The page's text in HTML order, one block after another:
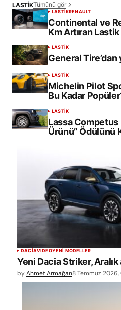
LASTİKTümünü gör
LASTİKRENAULT
Continental ve
Km Artıran Lastik
LASTİK
General
LASTİK
Michelin Pilot
Bu Kadar
LASTİK
Lassa Competus
Ürünü” Ödülünü
DACIAVIDEOYENİ MODELLER
Yeni Dacia Striker, Aralık
byAhmet Armağan8 Temmuz